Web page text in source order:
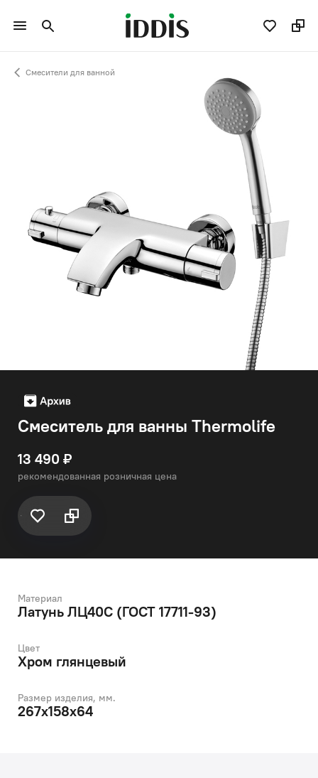
Смесители для ванной
Смеситель для ванны Thermolife
13 490 ₽
рекомендованная розничная цена
Материал
Латунь ЛЦ40C (ГОСТ 17711-93)
Цвет
Хром глянцевый
Размер изделия, мм.
267x158x64